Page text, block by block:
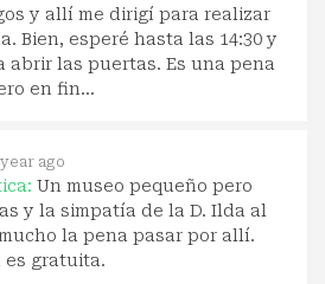
y allí me dirigí para realizar
Bien, esperé hasta las 14:30 y
abrir las puertas. Es una pena
en fin...
year ago
Un museo pequeño pero
y la simpatía de la D. Ilda al
la pena pasar por allí.
es gratuita.